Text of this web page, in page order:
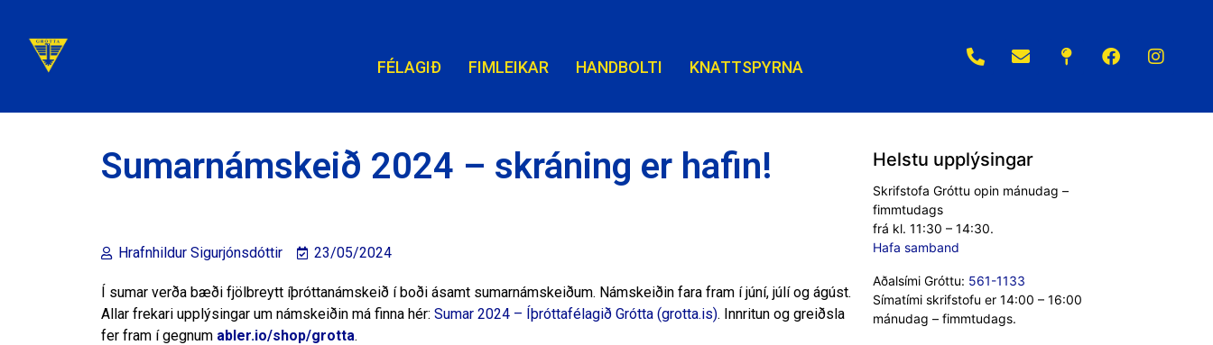
FÉLAGIÐ FIMLEIKAR HANDBOLTI KNATTSPYRNA
Sumarnámskeið 2024 – skráning er hafin!
Hrafnhildur Sigurjónsdóttir 23/05/2024
Í sumar verða bæði fjölbreytt íþróttanámskeið í boði ásamt sumarnámskeiðum. Námskeiðin fara fram í júní, júlí og ágúst.
Allar frekari upplýsingar um námskeiðin má finna hér: Sumar 2024 – Íþróttafélagið Grótta (grotta.is). Innritun og greiðsla
fer fram í gegnum abler.io/shop/grotta.
Helstu upplýsingar
Skrifstofa Gróttu opin mánudag –
fimmtudags
frá kl. 11:30 – 14:30.
Hafa samband
Aðalsími Gróttu: 561-1133
Símatími skrifstofu er 14:00 – 16:00
mánudag – fimmtudags.